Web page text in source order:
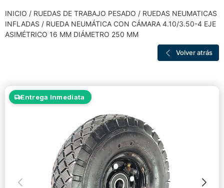
INICIO / RUEDAS DE TRABAJO PESADO / RUEDAS NEUMATICAS
INFLADAS / RUEDA NEUMÁTICA CON CÁMARA 4.10/3.50-4 EJE
ASIMÉTRICO 16 MM DIÁMETRO 250 MM
Volver atrás
Entrega Inmediata